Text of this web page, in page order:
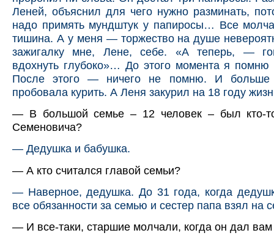
Леней, объяснил для чего нужно разминать,
надо примять мундштук у папиросы… Все
тишина. А у меня — торжество на душе
зажигалку мне, Лене, себе. «А теперь, —
вдохнуть глубоко»… До этого момента я помню
После этого — ничего не помню. И больше
пробовала курить. А Леня закурил на 18 году
— В большой семье – 12 человек – был кто-
Семеновича?
— Дедушка и бабушка.
— А кто считался главой семьи?
— Наверное, дедушка. До 31 года, когда
все обязанности за семью и сестер папа взял на
— И все-таки, старшие молчали, когда он дал